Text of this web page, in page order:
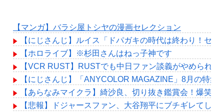
【マンガ】バラシ屋トシヤの漫画セレクション
【にじさんじ】ルイス「ドパガキの時代は終わり！セ
【ホロライブ】※杉田さんはねっ子神です
【VCR RUST】RUSTでも中日ファン談義がやめられな
【にじさんじ】「ANYCOLOR MAGAZINE」8月の特
【あらなみマイクラ】綺沙良、切り抜き鑑賞会！爆笑
【悲報】ドジャースファン、大谷翔平にブチギレてしま